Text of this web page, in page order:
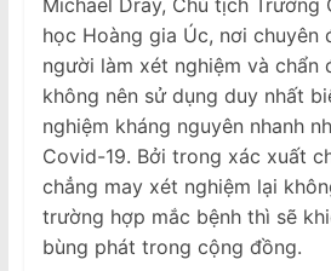
Michael Dray, Chủ tịch Trường
học Hoàng gia Úc, nơi chuyên
người làm xét nghiệm và chẩn
không nên sử dụng duy nhất
nghiệm kháng nguyên nhanh
Covid-19. Bởi trong xác xuất
chẳng may xét nghiệm lại
trường hợp mắc bệnh thì sẽ
bùng phát trong cộng đồng.